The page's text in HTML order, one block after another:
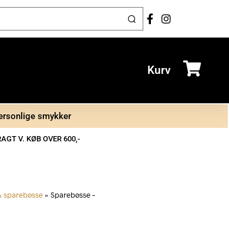
Kurv
smykker
V. KØB OVER 600,-
sparebøsse »Sparebøsse –